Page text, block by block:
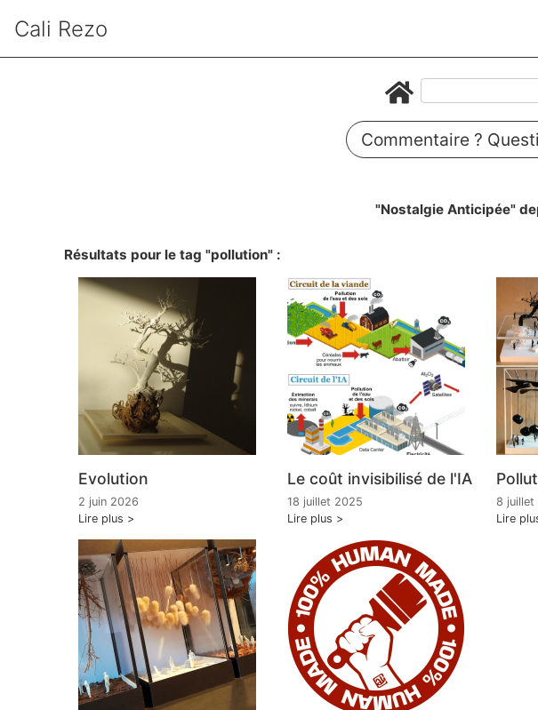
Cali Rezo
Commentaire ?
"Nostalgie Anticipée"
Résultats pour le tag "pollution" :
Evolution
2 juin 2026
Lire plus
Le coût invisibilisé de l'IA
18 juillet 2025
Lire plus
8 juillet
Lire